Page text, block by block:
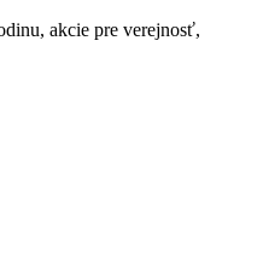
akcie pre verejnosť,